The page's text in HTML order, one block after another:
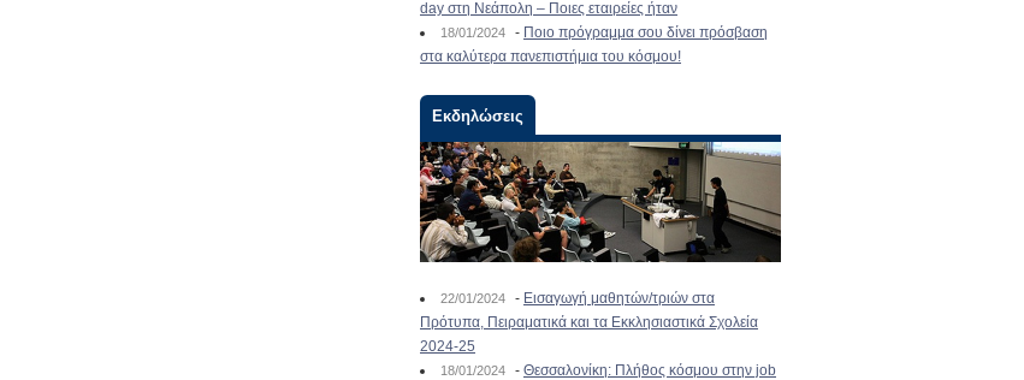
day στη Νεάπολη – Ποιες εταιρείες ήταν
18/01/2024 - Ποιο πρόγραμμα σου δίνει πρόσβαση
στα καλύτερα πανεπιστήμια του κόσμου!
Εκδηλώσεις
22/01/2024 - Εισαγωγή μαθητών/τριών στα
Πρότυπα, Πειραματικά και τα Εκκλησιαστικά Σχολεία
2024-25
18/01/2024 - Θεσσαλονίκη: Πλήθος κόσμου στην job